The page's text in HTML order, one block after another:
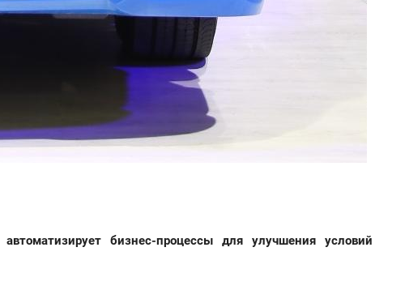
автоматизирует бизнес-процессы для улучшения условий